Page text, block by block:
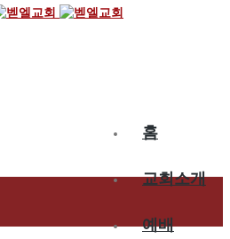
홈
교회소개
예배